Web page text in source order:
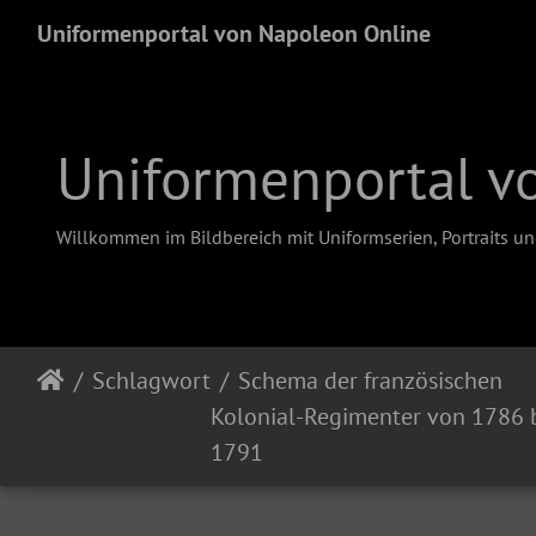
Uniformenportal von Napoleon Online
Uniformenportal
Willkommen im Bildbereich mit Uniformserien, Portraits
Schlagwort
Schema der französischen
Kolonial-Regimenter von 1786
1791